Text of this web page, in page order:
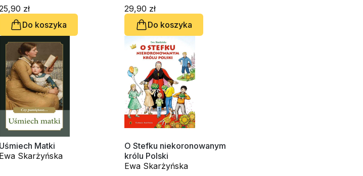
zł
Do koszyka
29,90 zł
Do koszyka
Uśmiech Matki
Ewa Skarżyńska
O Stefku niekoronowanym
królu Polski
Ewa Skarżyńska